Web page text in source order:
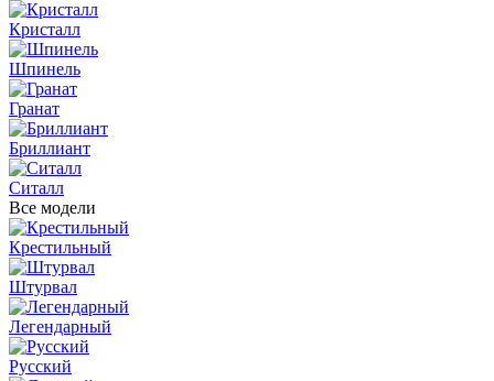
Кристалл
Шпинель
Гранат
Бриллиант
Ситалл
Все модели
Крестильный
Штурвал
Легендарный
Русский